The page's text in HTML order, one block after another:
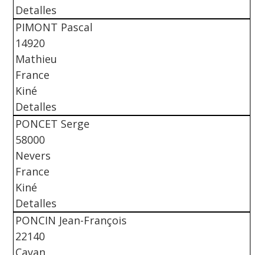
Detalles
PIMONT Pascal
14920
Mathieu
France
Kiné
Detalles
PONCET Serge
58000
Nevers
France
Kiné
Detalles
PONCIN Jean-François
22140